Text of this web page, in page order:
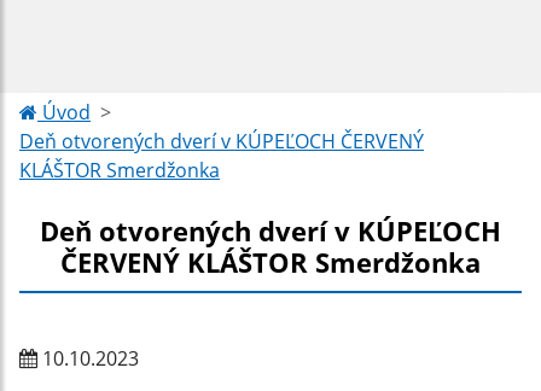
Úvod
Deň otvorených dverí v KÚPEĽOCH ČERVENÝ
KLÁŠTOR Smerdžonka
Deň otvorených dverí v KÚPEĽOCH
ČERVENÝ KLÁŠTOR Smerdžonka
10.10.2023